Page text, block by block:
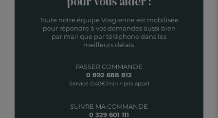
Toute notre équipe Vosgienne est mobilisée
pour répondre à vos demandes aussi bien
par mail que par téléphone dans les
meilleurs délais.
SUIVRE MA COMMANDE
0 329 601 111
PASSER COMMANDE
0 892 688 813
Service 0,40€/min + prix appel